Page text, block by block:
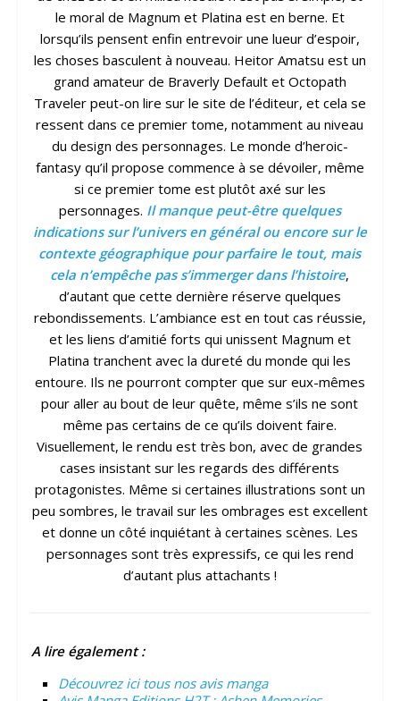
le moral de Magnum et Platina est en berne. Et
lorsqu’ils pensent enfin entrevoir une lueur d’espoir,
les choses basculent à nouveau. Heitor Amatsu est un
grand amateur de Braverly Default et Octopath
Traveler peut-on lire sur le site de l’éditeur, et cela se
ressent dans ce premier tome, notamment au niveau
du design des personnages. Le monde d’heroic-
fantasy qu’il propose commence à se dévoiler, même
si ce premier tome est plutôt axé sur les
personnages. Il manque peut-être quelques
indications sur l’univers en général ou encore sur le
contexte géographique pour parfaire le tout, mais
cela n’empêche pas s’immerger dans l’histoire,
d’autant que cette dernière réserve quelques
rebondissements. L’ambiance est en tout cas réussie,
et les liens d’amitié forts qui unissent Magnum et
Platina tranchent avec la dureté du monde qui les
entoure. Ils ne pourront compter que sur eux-mêmes
pour aller au bout de leur quête, même s’ils ne sont
même pas certains de ce qu’ils doivent faire.
Visuellement, le rendu est très bon, avec de grandes
cases insistant sur les regards des différents
protagonistes. Même si certaines illustrations sont un
peu sombres, le travail sur les ombrages est excellent
et donne un côté inquiétant à certaines scènes. Les
personnages sont très expressifs, ce qui les rend
d’autant plus attachants !
A lire également :
Découvrez ici tous nos avis manga